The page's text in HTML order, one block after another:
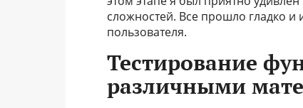
сложностей. Все прошло гладко
пользователя.
Тестирование
различными